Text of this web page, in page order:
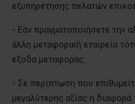
εξυπηρέτησης πελατών
- Εάν πραγματοποιήσετε την
άλλη μεταφορική εταιρεία
έξοδα μεταφοράς.
- Σε περίπτωση που
μεγαλύτερης αξίας η διαφορά